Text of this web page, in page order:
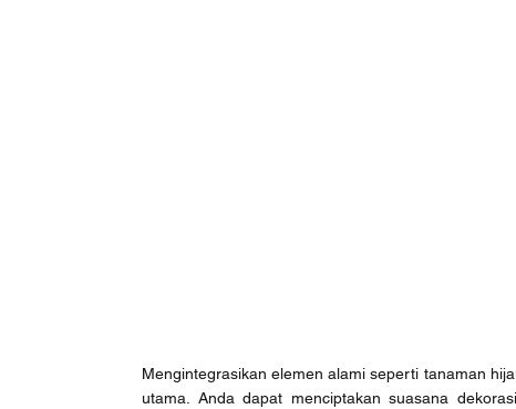
Mengintegrasikan elemen alami seperti tanaman
utama. Anda dapat menciptakan suasana